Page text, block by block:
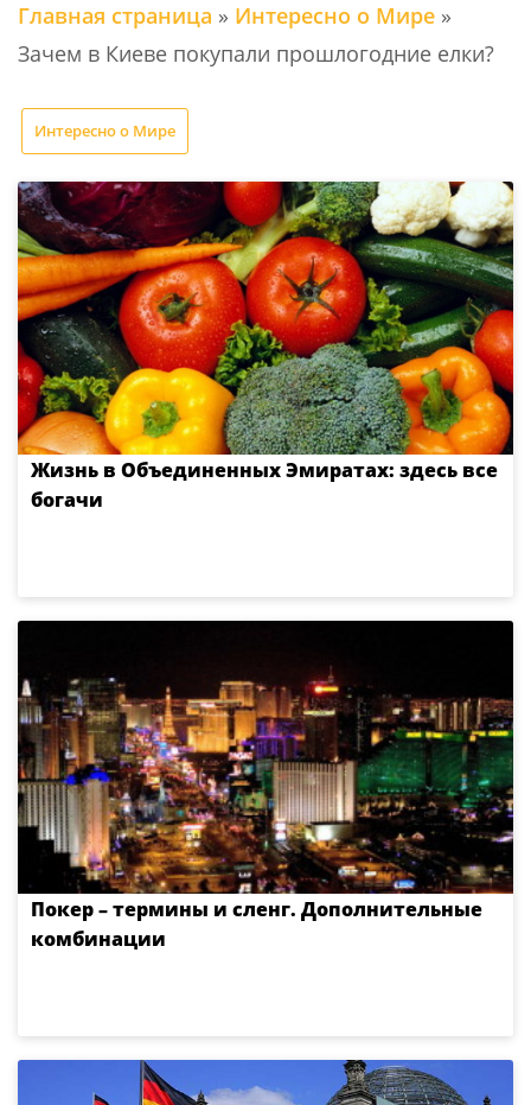
Главная страница » Интересно о Мире »
Зачем в Киеве покупали прошлогодние елки?
Интересно о Мире
Жизнь в Объединенных Эмиратах: здесь все
богачи
Покер – термины и сленг. Дополнительные
комбинации